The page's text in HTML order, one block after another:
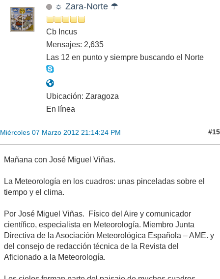
☼ Zara-Norte ☂
Cb Incus
Mensajes: 2,635
Las 12 en punto y siempre buscando el Norte
Ubicación: Zaragoza
En línea
Miércoles 07 Marzo 2012 21:14:24 PM #15
Mañana con José Miguel Viñas.
La Meteorología en los cuadros: unas pinceladas sobre el
tiempo y el clima.
Por José Miguel Viñas. Físico del Aire y comunicador
científico, especialista en Meteorología. Miembro Junta
Directiva de la Asociación Meteorológica Española – AME. y
del consejo de redacción técnica de la Revista del
Aficionado a la Meteorología.